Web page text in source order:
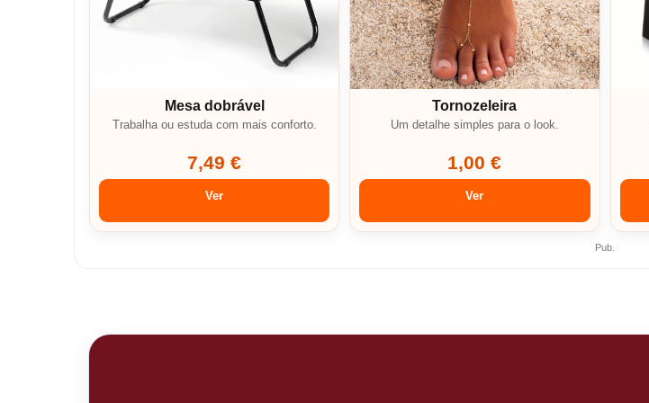
Mesa dobrável
Trabalha ou estuda com mais conforto.
7,49 €
Ver
Tornozeleira
Um detalhe simples para o look.
1,00 €
Ver
Pub.